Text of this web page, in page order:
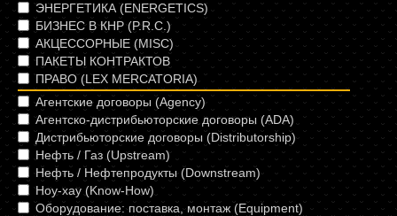
ЭНЕРГЕТИКА (ЕNERGETICS)
БИЗНЕС В КНР (P.R.C.)
АКЦЕССОРНЫЕ (MISC)
ПАКЕТЫ КОНТРАКТОВ
ПРАВО (LEX MERCATORIA)
Агентcкие договоры (Agency)
Агентско-дистрибьюторские договоры (ADA)
Дистрибьюторские договоры (Distributorship)
Нефть / Газ (Upstream)
Нефть / Нефтепродукты (Downstream)
Ноу-хау (Know-How)
Оборудование: поставка, монтаж (Equipment)